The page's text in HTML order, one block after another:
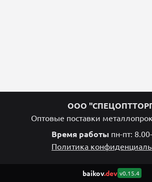
ООО
Оптовые поставки
Время работы пн-пт:
Политика
baikov.dev v0.15.4